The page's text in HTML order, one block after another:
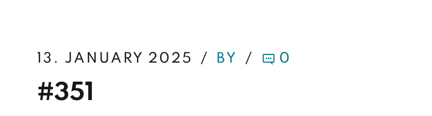
13. JANUARY 2025 BY 0
#351